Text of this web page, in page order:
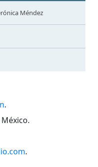
Méndez
.
.
.